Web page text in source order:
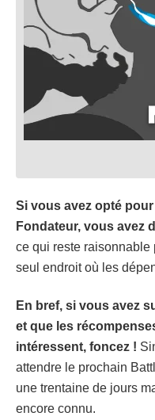
Si vous avez opté
Fondateur, vous avez
ce qui reste
seul endroit où les
En bref, si vous avez
et que les
intéressent, foncez !
attendre le prochain
une trentaine de jours
encore connu.